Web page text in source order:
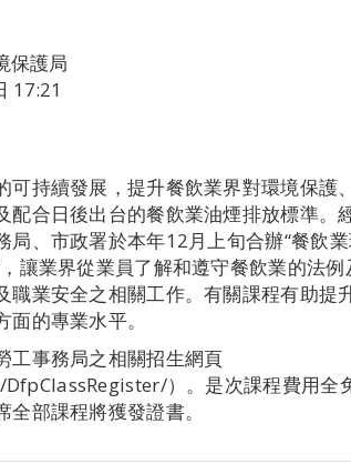
保護局
17:21
可持續發展，提升餐飲業界對環境保護
配合日後出台的餐飲業油煙排放標準。
局、市政署於本年12月上旬合辦“餐飲
讓業界從業員了解和遵守餐飲業的法
職業安全之相關工作。有關課程有助提
的專業水平。
工事務局之相關招生網頁
）。是次課程費用全
部課程將獲發證書。